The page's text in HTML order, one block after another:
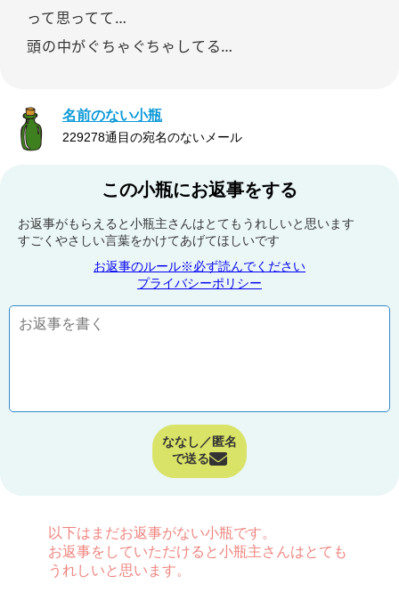
って思ってて…
頭の中がぐちゃぐちゃしてる…
名前のない小瓶
229278通目の宛名のないメール
この小瓶にお返事をする
お返事がもらえると小瓶主さんはとてもうれしいと思います
すごくやさしい言葉をかけてあげてほしいです
お返事のルール※必ず読んでください
プライバシーポリシー
ななし／匿名
で送る
以下はまだお返事がない小瓶です。
お返事をしていただけると小瓶主さんはとても
うれしいと思います。